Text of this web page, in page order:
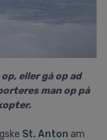
eller gå op ad
man op på
St. Anton am